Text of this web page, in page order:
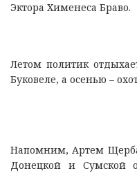
Эктора Хименеса Браво.
Летом политик
Буковеле, а осенью –
Напомним, Артем
Донецкой и Сумской